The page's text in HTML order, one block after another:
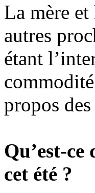
La mère
autres
étant
propos
Qu’est-ce
cet été ?